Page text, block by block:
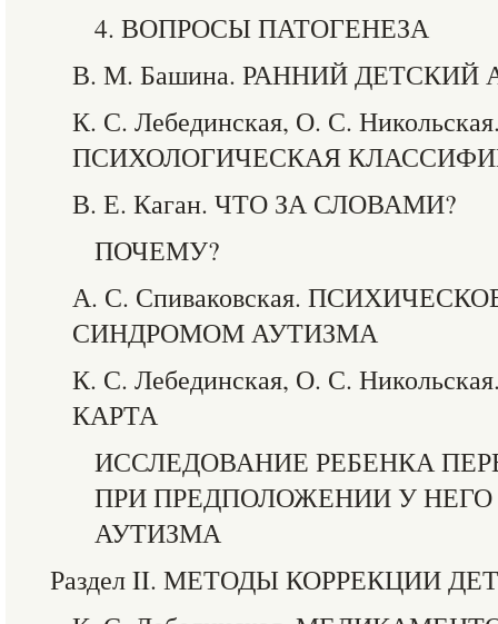
4. ВОПРОСЫ ПАТОГЕНЕЗА
В. М. Башина. РАННИЙ ДЕТСКИЙ
К. С. Лебединская, О. С.
ПСИХОЛОГИЧЕСКАЯ
В. Е. Каган. ЧТО ЗА СЛОВАМИ?
ПОЧЕМУ?
А. С. Спиваковская.
СИНДРОМОМ АУТИЗМА
К. С. Лебединская, О. С.
КАРТА
ИССЛЕДОВАНИЕ РЕБЕНКА
ПРИ ПРЕДПОЛОЖЕНИИ У НЕГО
АУТИЗМА
Раздел II. МЕТОДЫ КОРРЕКЦИИ